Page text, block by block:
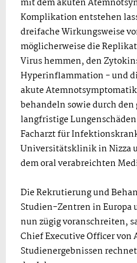
Komplikation entstehen
dreifache Wirkungsweise
möglicherweise die
Virus hemmen, den
Hyperinflammation - und
akute
behandeln sowie durch
langfristige
Facharzt für
Universitätsklinik in Nizza
dem oral verabreichten
Die Rekrutierung und
Studien-Zentren in Europa
nun zügig voranschreiten,
Chief Executive Officer von
Studienergebnissen